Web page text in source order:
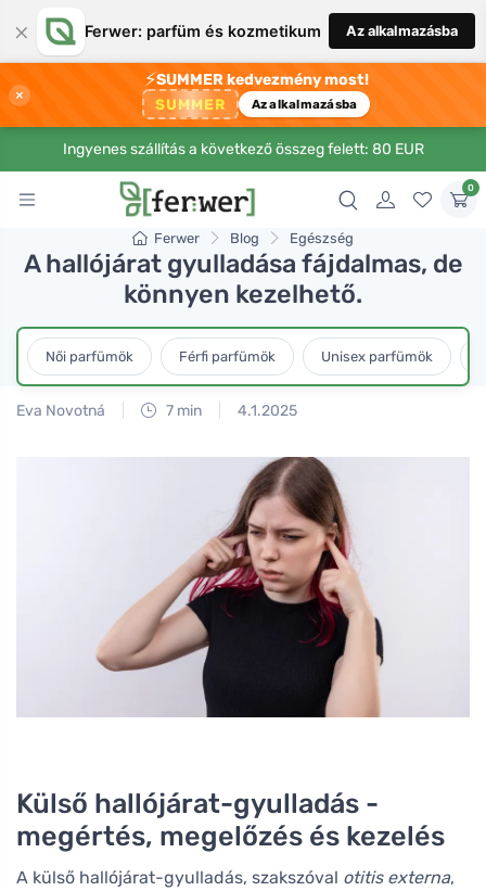
× Ferwer: parfüm és kozmetikum Az alkalmazásba
×
⚡SUMMER kedvezmény most!
SUMMER Az alkalmazásba
Ingyenes szállítás a következő összeg felett: 80 EUR
0
Ferwer Blog Egészség
A hallójárat gyulladása fájdalmas, de
könnyen kezelhető.
Női parfümök Férfi parfümök Unisex parfümök
Eva Novotná 7 min 4.1.2025
Külső hallójárat-gyulladás -
megértés, megelőzés és kezelés
A külső hallójárat-gyulladás, szakszóval otitis externa,